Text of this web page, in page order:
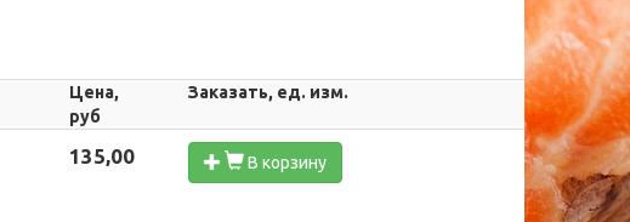
Цена,
руб
Заказать, ед. изм.
135,00 В корзину